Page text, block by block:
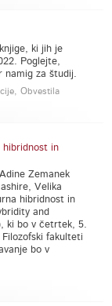
ki jih je
Poglejte,
namig za študij.
Obvestila
hibridnost in
Zemanek
Velika
hibridnost in
and
ki bo v četrtek, 5.
fakulteti
bo v